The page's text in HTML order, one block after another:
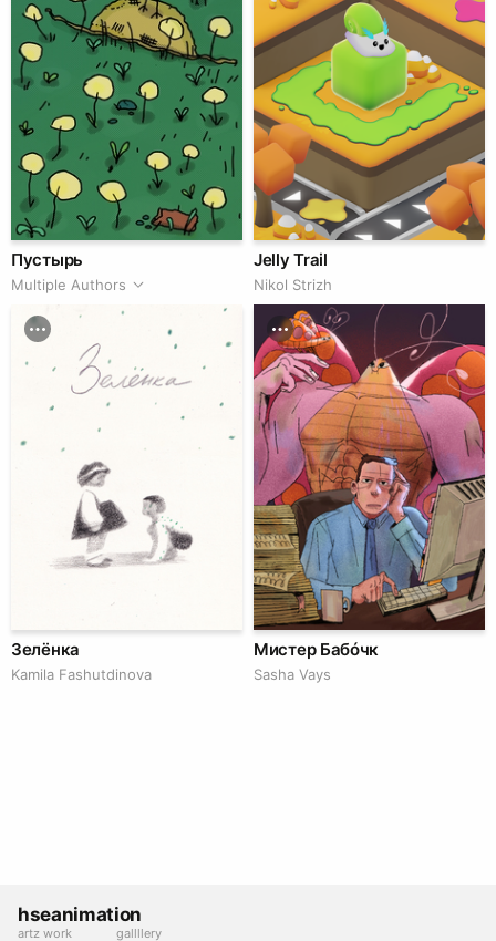
Пустырь
Multiple Authors
Jelly Trail
Nikol Strizh
Зелёнка
Kamila Fashutdinova
Мистер Бабóчк
Sasha Vays
hseanimation
artz work
gallllery